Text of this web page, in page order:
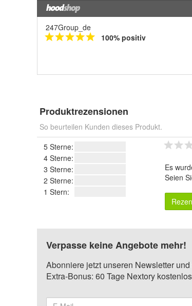
247Group_de
100% positiv
Produktrezensionen
So beurteilen Kunden dieses Produkt.
5 Sterne:
4 Sterne:
3 Sterne:
2 Sterne:
1 Stern:
Es
Seien
Verpasse keine Angebote mehr!
Abonniere jetzt unseren Newsletter
Extra-Bonus: 60 Tage Nextory